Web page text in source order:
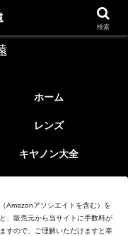
ホーム
レンズ
キヤノン大全
Amazonアソシエイトを含む）を
、販売元から当サイトに手数料が
すので、ご理解いただけますと幸
検索